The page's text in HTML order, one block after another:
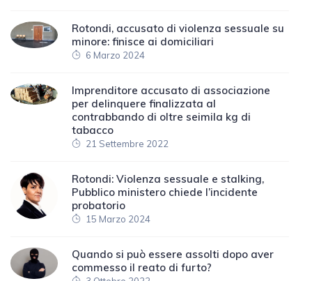
Rotondi, accusato di violenza sessuale su
minore: finisce ai domiciliari
6 Marzo 2024
Imprenditore accusato di associazione
per delinquere finalizzata al
contrabbando di oltre seimila kg di
tabacco
21 Settembre 2022
Rotondi: Violenza sessuale e stalking,
Pubblico ministero chiede l’incidente
probatorio
15 Marzo 2024
Quando si può essere assolti dopo aver
commesso il reato di furto?